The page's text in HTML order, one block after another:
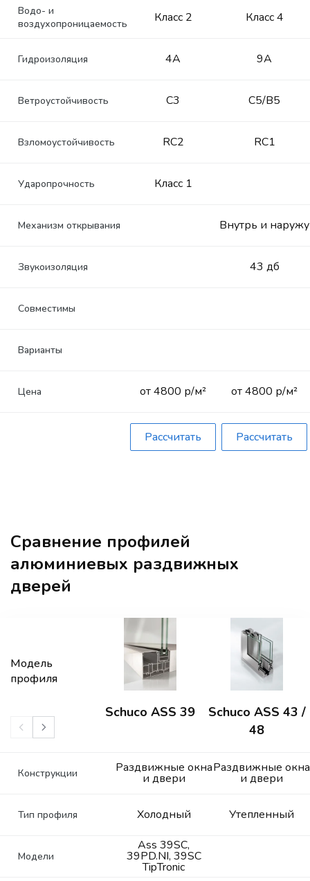
Водо- и
воздухопроницаемость
Гидроизоляция
Ветроустойчивость
Взломоустойчивость
Ударопрочность
Механизм открывания
Звукоизоляция
Совместимы
Варианты
Цена
Класс 2
4А
С3
RC2
Класс 1
от 4800 р/м²
Рассчитать
Класс 4
9А
C5/B5
RC1
Внутрь и наружу
43 дб
от 4800 р/м²
Рассчитать
Сравнение профилей
алюминиевых раздвижных
дверей
Модель
профиля
Schuco ASS 39
Schuco ASS 43 /
48
Конструкции
Тип профиля
Модели
Раздвижные окна
и двери
Холодный
Ass 39SC,
39PD.NI, 39SC
TipTronic
Раздвижные окна
и двери
Утепленный